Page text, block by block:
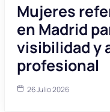
Mujeres
en Madrid
visibilidad y
profesional
26 Julio 2026